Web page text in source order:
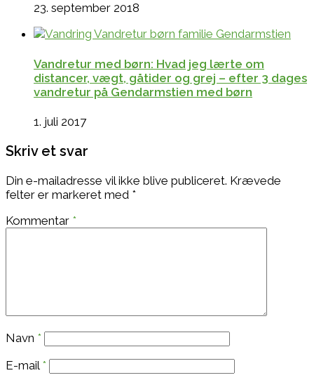
23. september 2018
Vandretur med børn: Hvad jeg lærte om
distancer, vægt, gåtider og grej – efter 3 dages
vandretur på Gendarmstien med børn
1. juli 2017
Skriv et svar
Din e-mailadresse vil ikke blive publiceret. Krævede
felter er markeret med *
Kommentar *
Navn *
E-mail *